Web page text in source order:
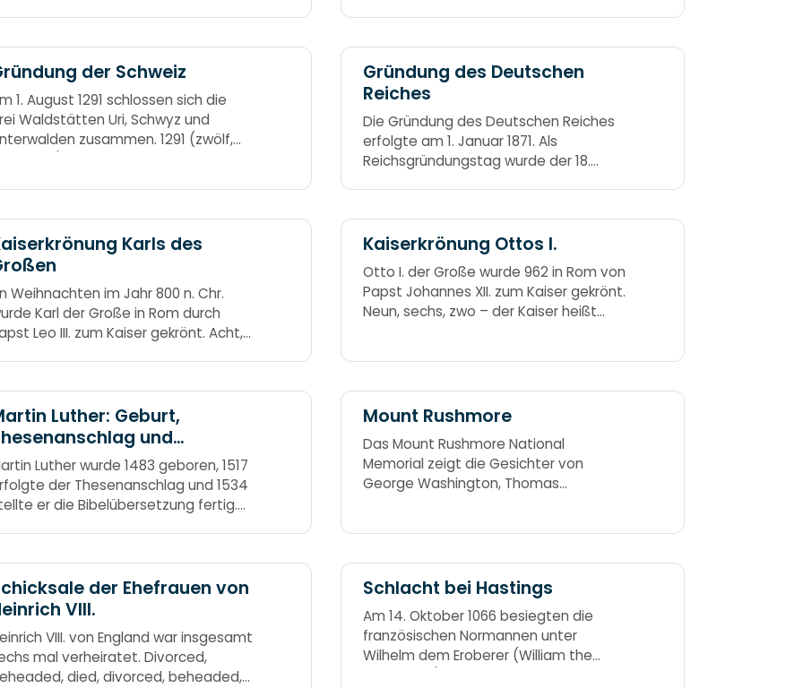
der Schweiz
1. August 1291 schlossen sich die
Waldstätten Uri, Schwyz und
zusammen. 1291 (zwölf,
Gründung des Deutschen
Reiches
Die Gründung des Deutschen Reiches
erfolgte am 1. Januar 1871. Als
Reichsgründungstag wurde der 18.
proklamiert. Die Proklamation wurde
von Otto von Bismarck verlesen.
Bismarck hat ganz unverdrossen, 1871
(achtzehn einundsiebzig) das
Deutsche Reich beschlossen.
Karls des
Weihnachten im Jahr 800 n. Chr.
Karl der Große in Rom durch
Leo III. zum Kaiser gekrönt. Acht,
Kaiserkrönung Ottos I.
Otto I. der Große wurde 962 in Rom von
Papst Johannes XII. zum Kaiser gekrönt.
Neun, sechs, zwo – der Kaiser heißt
Luther: Geburt,
und
Luther wurde 1483 geboren, 1517
der Thesenanschlag und 1534
er die Bibelübersetzung fertig.
dann das Wort auf Deutsch
lesen kann.
Mount Rushmore
Das Mount Rushmore National
Memorial zeigt die Gesichter von
George Washington, Thomas
der Ehefrauen von
VIII.
VIII. von England war insgesamt
mal verheiratet. Divorced,
died, divorced, beheaded,
Schlacht bei Hastings
Am 14. Oktober 1066 besiegten die
französischen Normannen unter
Wilhelm dem Eroberer (William the